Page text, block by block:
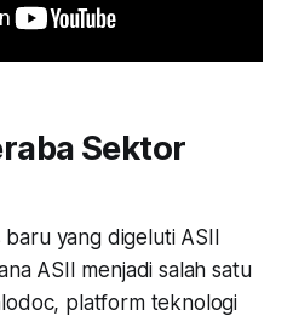
Sektor
baru yang digeluti ASII
ASII menjadi salah satu
platform teknologi